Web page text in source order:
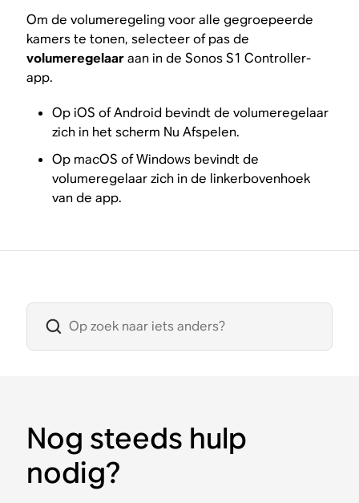
Om de volumeregeling voor alle gegroepeerde
kamers te tonen, selecteer of pas de
volumeregelaaraan in de Sonos S1 Controller-
app.
Op iOS of Android bevindt de volumeregelaar
zich in het scherm Nu Afspelen.
Op macOS of Windows bevindt de
volumeregelaar zich in de linkerbovenhoek
van de app.
Nog steeds hulp
nodig?